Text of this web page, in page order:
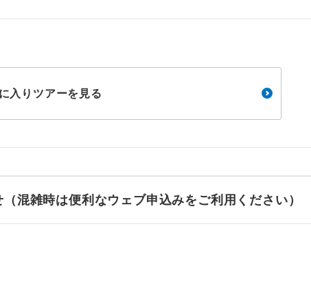
入りツアーを見る
混雑時は便利なウェブ申込みをご利用ください）
人（12歳以上）3,500円、子供（2歳以上12歳未満）3,500円
大人（12歳以上）3,500円、子供（2歳以上12歳未満）3,500円
人（12歳以上）4,500円、子供（2歳以上12歳未満）4,500円
（12歳以上）3,500円、子供（2歳以上12歳未満）3,500円
人（12歳以上）4,500円、子供（2歳以上12歳未満）4,500円
人（12歳以上）3,500円、子供（2歳以上12歳未満）3,500円
（12歳以上）4,500円、子供（2歳以上12歳未満）4,500円
利用航空会社が指定なので、ご出発の計画にとても便利で